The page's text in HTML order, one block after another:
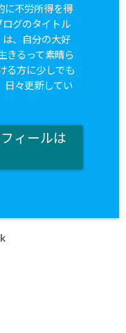
に不労所得を得
グのタイトル
は、自分の大好
きるって素晴ら
る方に少しでも
日々更新してい
ィールは